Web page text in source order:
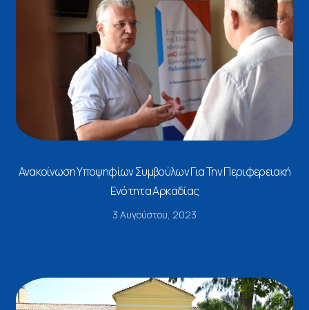
Ανακοίνωση Υποψηφίων Συμβούλων Για Την Περιφερειακή
Ενότητα Αρκαδίας
3 Αυγούστου, 2023